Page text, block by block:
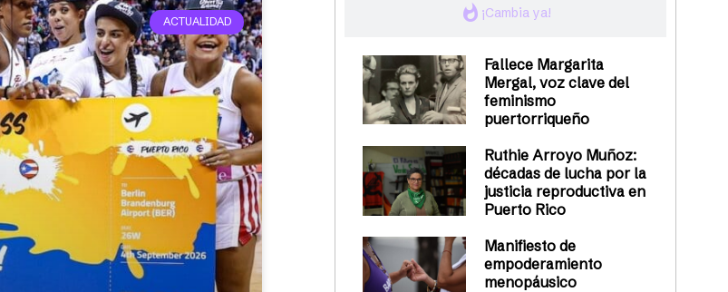
ACTUALIDAD whatshot ¡Cambia ya!
Fallece Margarita
Mergal, voz clave del
feminismo
puertorriqueño
Ruthie Arroyo Muñoz:
décadas de lucha por la
justicia reproductiva en
Puerto Rico
Manifiesto de
empoderamiento
menopáusico